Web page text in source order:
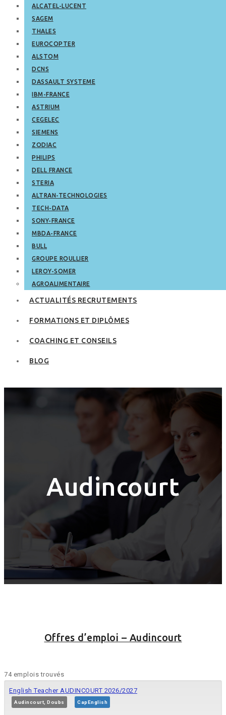
ALCATEL-LUCENT
SAGEM
THALES
EUROCOPTER
ALSTOM
DCNS
DASSAULT SYSTEME
IBM-FRANCE
ASTRIUM
CEGELEC
SIEMENS
ZODIAC
PHILIPS
DELL FRANCE
STERIA
ALTRAN-TECHNOLOGIES
TECH-DATA
SONY-FRANCE
MBDA-FRANCE
BULL
GROUPE ROULLIER
LEROY-SOMER
AGROALIMENTAIRE
ACTUALITÉS RECRUTEMENTS
FORMATIONS ET DIPLÔMES
COACHING ET CONSEILS
BLOG
Audincourt
Offres d’emploi – Audincourt
74 emplois trouvés
English Teacher AUDINCOURT 2026/2027
Audincourt, Doubs CapEnglish